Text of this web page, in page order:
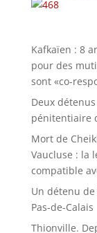
Kafkaïen : 8
pour des
sont «co-
Deux
pénitentiaire
Mort de
Vaucluse : la
compatible
Un détenu
Pas-de-Calais
Thionville.